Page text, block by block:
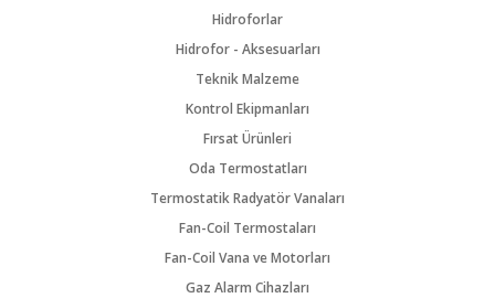
Hidroforlar
Hidrofor - Aksesuarları
Teknik Malzeme
Kontrol Ekipmanları
Fırsat Ürünleri
Oda Termostatları
Termostatik Radyatör Vanaları
Fan-Coil Termostaları
Fan-Coil Vana ve Motorları
Gaz Alarm Cihazları